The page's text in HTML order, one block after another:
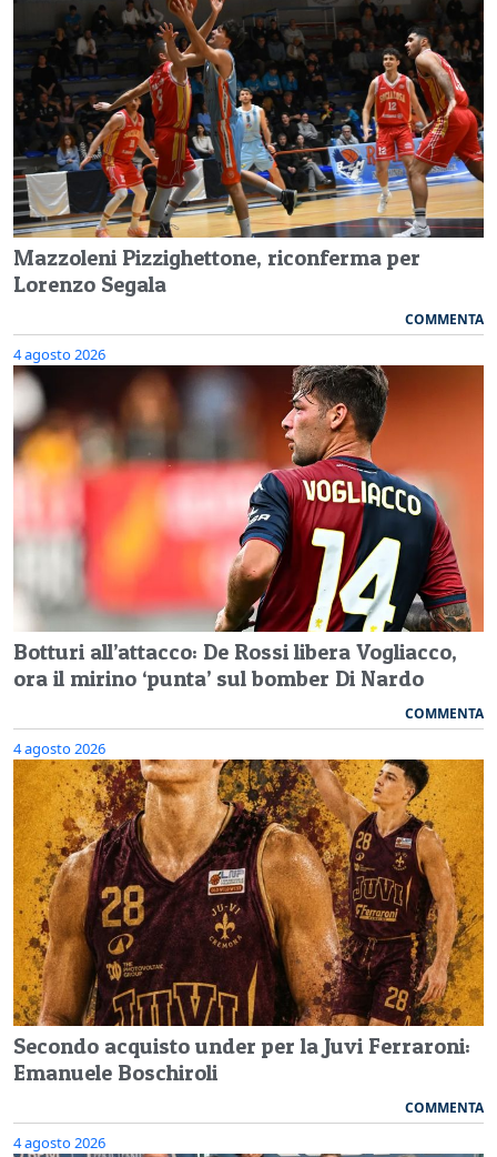
Mazzoleni Pizzighettone, riconferma per
Lorenzo Segala
COMMENTA
4 agosto 2026
Botturi all’attacco: De Rossi libera Vogliacco,
ora il mirino ‘punta’ sul bomber Di Nardo
COMMENTA
4 agosto 2026
Secondo acquisto under per la Juvi Ferraroni:
Emanuele Boschiroli
COMMENTA
4 agosto 2026